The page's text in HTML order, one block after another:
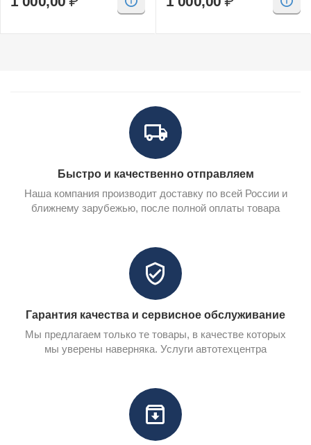
Быстро и качественно отправляем
Наша компания производит доставку по всей России и
ближнему зарубежью, после полной оплаты товара
Гарантия качества и сервисное обслуживание
Мы предлагаем только те товары, в качестве которых
мы уверены наверняка. Услуги автотехцентра